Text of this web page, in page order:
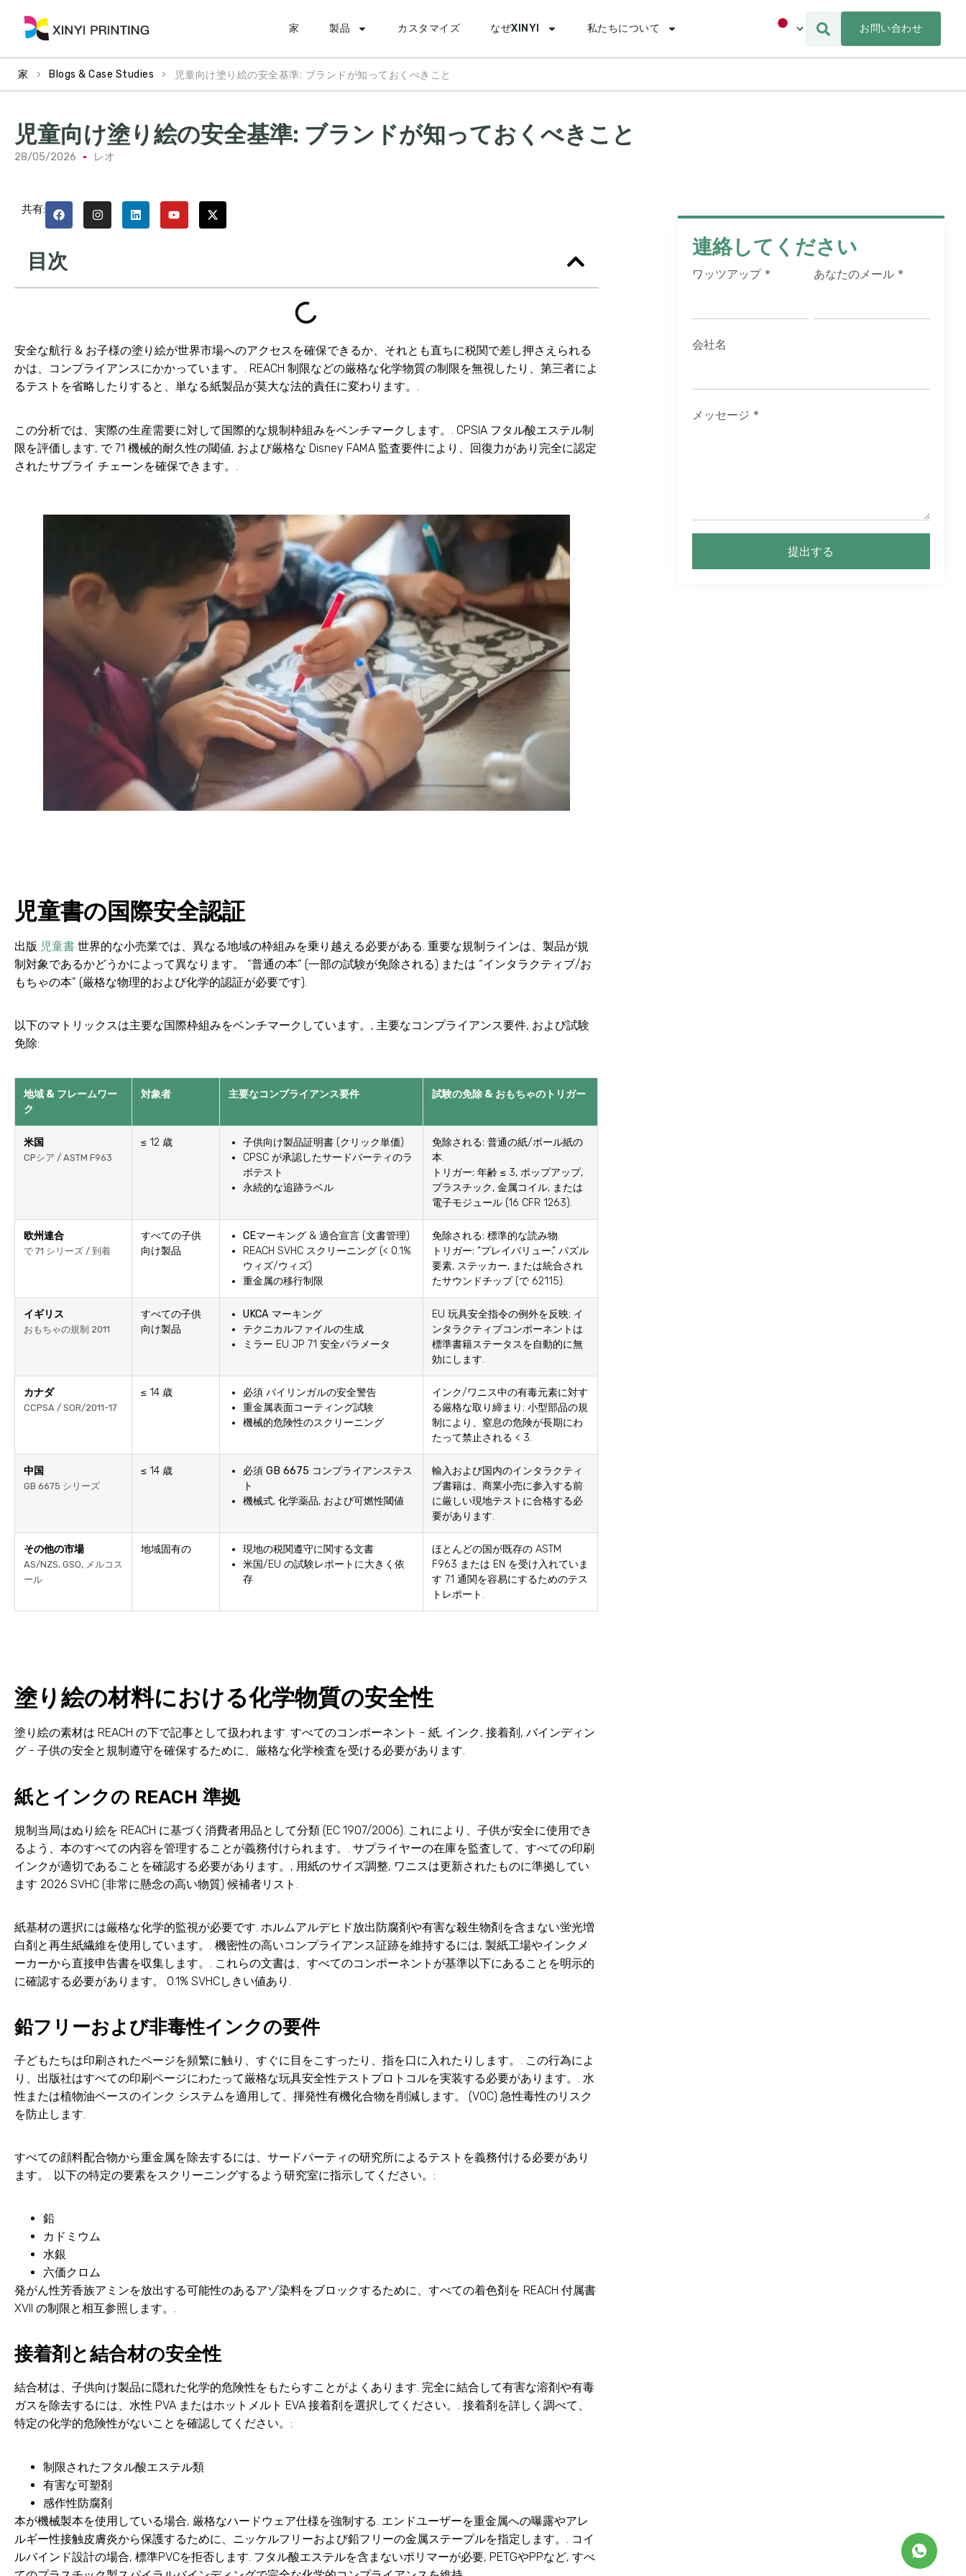
家 製品 カスタマイズ なぜXINYI 私たちについて お問い合わせ
家 > Blogs & Case Studies > 児童向け塗り絵の安全基準: ブランドが知っておくべきこと
児童向け塗り絵の安全基準: ブランドが知っておくべきこと
28/05/2026 レオ
共有:
目次
安全な航行 & お子様の塗り絵が世界市場へのアクセスを確保できるか、それとも直ちに税関で差し押さえられる
かは、コンプライアンスにかかっています。. REACH 制限などの厳格な化学物質の制限を無視したり、第三者によ
るテストを省略したりすると、単なる紙製品が莫大な法的責任に変わります。.
この分析では、実際の生産需要に対して国際的な規制枠組みをベンチマークします。. CPSIA フタル酸エステル制
限を評価します, で 71 機械的耐久性の閾値, および厳格な Disney FAMA 監査要件により、回復力があり完全に認定
されたサプライ チェーンを確保できます。.
児童書の国際安全認証
出版 児童書 世界的な小売業では、異なる地域の枠組みを乗り越える必要がある. 重要な規制ラインは、製品が規
制対象であるかどうかによって異なります。 “普通の本” (一部の試験が免除される) または “インタラクティブ/お
もちゃの本” (厳格な物理的および化学的認証が必要です).
以下のマトリックスは主要な国際枠組みをベンチマークしています。, 主要なコンプライアンス要件, および試験
免除:
地域 & フレームワー
ク
対象者 主要なコンプライアンス要件 試験の免除 & おもちゃのトリガー
米国
CPシア / ASTM F963
≤ 12 歳 子供向け製品証明書 (クリック単価)
CPSC が承認したサードパーティのラ
ボテスト
永続的な追跡ラベル
免除される: 普通の紙/ボール紙の
本.
トリガー: 年齢 ≤ 3, ポップアップ,
プラスチック, 金属コイル, または
電子モジュール (16 CFR 1263).
欧州連合
で 71 シリーズ / 到着
すべての子供
向け製品
CEマーキング & 適合宣言 (文書管理)
REACH SVHC スクリーニング (< 0.1%
ウィズ/ウィズ)
重金属の移行制限
免除される: 標準的な読み物.
トリガー: “プレイバリュー,” パズル
要素, ステッカー, または統合され
たサウンドチップ (で 62115).
イギリス
おもちゃの規制 2011
すべての子供
向け製品
UKCA マーキング
テクニカルファイルの生成
ミラー EU JP 71 安全パラメータ
EU 玩具安全指令の例外を反映; イ
ンタラクティブコンポーネントは
標準書籍ステータスを自動的に無
効にします.
カナダ
CCPSA / SOR/2011-17
≤ 14 歳 必須 バイリンガルの安全警告
重金属表面コーティング試験
機械的危険性のスクリーニング
インク/ワニス中の有毒元素に対す
る厳格な取り締まり; 小型部品の規
制により、窒息の危険が長期にわ
たって禁止される < 3.
中国
GB 6675 シリーズ
≤ 14 歳 必須 GB 6675 コンプライアンステス
ト
機械式, 化学薬品, および可燃性閾値
輸入および国内のインタラクティ
ブ書籍は、商業小売に参入する前
に厳しい現地テストに合格する必
要があります.
その他の市場
AS/NZS, GSO, メルコス
ール
地域固有の
現地の税関遵守に関する文書
米国/EU の試験レポートに大きく依
存
ほとんどの国が既存の ASTM
F963 または EN を受け入れていま
す 71 通関を容易にするためのテス
トレポート.
塗り絵の材料における化学物質の安全性
塗り絵の素材は REACH の下で記事として扱われます. すべてのコンポーネント - 紙, インク, 接着剤, バインディン
グ - 子供の安全と規制遵守を確保するために、厳格な化学検査を受ける必要があります.
紙とインクの REACH 準拠
規制当局はぬり絵を REACH に基づく消費者用品として分類 (EC 1907/2006). これにより、子供が安全に使用でき
るよう、本のすべての内容を管理することが義務付けられます。. サプライヤーの在庫を監査して、すべての印刷
インクが適切であることを確認する必要があります。, 用紙のサイズ調整, ワニスは更新されたものに準拠してい
ます 2026 SVHC (非常に懸念の高い物質) 候補者リスト.
紙基材の選択には厳格な化学的監視が必要です. ホルムアルデヒド放出防腐剤や有害な殺生物剤を含まない蛍光増
白剤と再生紙繊維を使用しています。. 機密性の高いコンプライアンス証跡を維持するには, 製紙工場やインクメ
ーカーから直接申告書を収集します。. これらの文書は、すべてのコンポーネントが基準以下にあることを明示的
に確認する必要があります。 0.1% SVHCしきい値あり.
鉛フリーおよび非毒性インクの要件
子どもたちは印刷されたページを頻繁に触り、すぐに目をこすったり、指を口に入れたりします。. この行為によ
り、出版社はすべての印刷ページにわたって厳格な玩具安全性テストプロトコルを実装する必要があります。. 水
性または植物油ベースのインク システムを適用して、揮発性有機化合物を削減します。 (VOC) 急性毒性のリスク
を防止します.
すべての顔料配合物から重金属を除去するには、サードパーティの研究所によるテストを義務付ける必要があり
ます。. 以下の特定の要素をスクリーニングするよう研究室に指示してください。:
鉛
カドミウム
水銀
六価クロム
発がん性芳香族アミンを放出する可能性のあるアゾ染料をブロックするために、すべての着色剤を REACH 付属書
XVII の制限と相互参照します。.
接着剤と結合材の安全性
結合材は、子供向け製品に隠れた化学的危険性をもたらすことがよくあります. 完全に結合して有害な溶剤や有毒
ガスを除去するには、水性 PVA またはホットメルト EVA 接着剤を選択してください。. 接着剤を詳しく調べて、
特定の化学的危険性がないことを確認してください。:
制限されたフタル酸エステル類
有害な可塑剤
感作性防腐剤
本が機械製本を使用している場合, 厳格なハードウェア仕様を強制する. エンドユーザーを重金属への曝露やアレ
ルギー性接触皮膚炎から保護するために、ニッケルフリーおよび鉛フリーの金属ステープルを指定します。. コイ
ルバインド設計の場合, 標準PVCを拒否します. フタル酸エステルを含まないポリマーが必要, PETGやPPなど, すべ
連絡してください
ワッツアップ * あなたのメール *
会社名
メッセージ *
提出する